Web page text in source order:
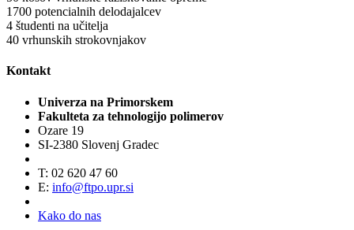
1700 potencialnih delodajalcev
4 študenti na učitelja
40 vrhunskih strokovnjakov
Kontakt
Univerza na Primorskem
Fakulteta za tehnologijo polimerov
Ozare 19
SI-2380 Slovenj Gradec
T: 02 620 47 60
E: info@ftpo.upr.si
Kako do nas